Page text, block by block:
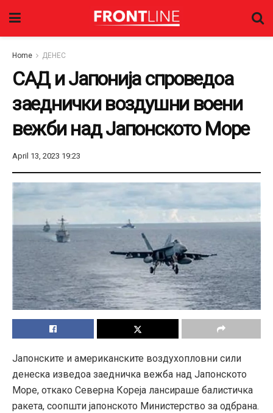
Home ДЕНЕС
САД и Јапонија спроведоа
заеднички воздушни воени
вежби над Јапонското Море
April 13, 2023 19:23
Јапонските и американските воздухопловни сили
денеска изведоа заедничка вежба над Јапонското
Море, откако Северна Кореја лансираше балистичка
ракета, соопшти јапонското Министерство за одбрана.